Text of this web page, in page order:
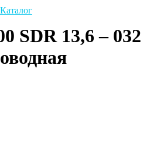
Каталог
SDR 13,6 – 032